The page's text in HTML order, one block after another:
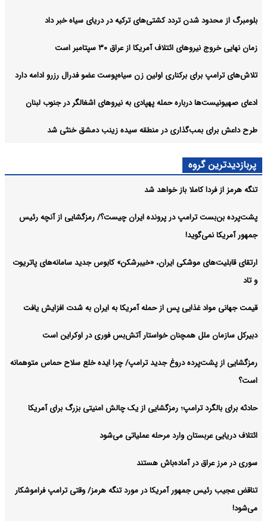
بلومبرگ از محدود شدن تردد کشتی‌های ترکیه در دریای سیاه خبر داد
زمان نهایی خروج نیروهای ائتلاف آمریکا از عراق ۳۰ سپتامبر است
تلاش‌های ترامپ برای برکناری اولین زن سیاه‌پوست عضو فدرال رزرو ادامه دارد
ادعای صهیونیست‌ها درباره حمله پهپادی به نیروهای اشغالگر در جنوب لبنان
طرح داعش برای بمب‌گذاری در منطقه سیده زینب دمشق خنثی شد
پربازدیدترین گروه
تنگه هرمز از فردا کاملا باز خواهد شد
پشت‌پرده بن‌بست ترامپ در پرونده ایران چیست؟/ رمزگشایی از آنچه رئیس
جمهور آمریکا نمی‌گوید!
ارتقای قابلیت‌های موشکی ایران، «خیبرشکن» کابوس جدید سامانه‌های پاتریوت
و تاد
قیمت جهانی مواد غذایی پس از حمله آمریکا به ایران به شدت افزایش یافت
دبیرکل سازمان ملل همچنان خواستار آتش‌بس فوری در اوکراین است
رمزگشایی از پشت‌پرده دروغ جدید ترامپ/ چرا ایده خلع سلاح حماس متوهمانه
است؟
حادثه برای بالگرد ترامپ؛ رمزگشایی از یک چالش امنیتی بزرگ برای آمریکا
ائتلاف دریایی عربستان وارد مرحله عملیاتی می‌شود
سوری در مرز عراق در آماده‌باش هستند
تناقض عجیب رئیس جمهور آمریکا در مورد تنگه هرمز/ وقتی ترامپ فراموشکار
می‌شود!